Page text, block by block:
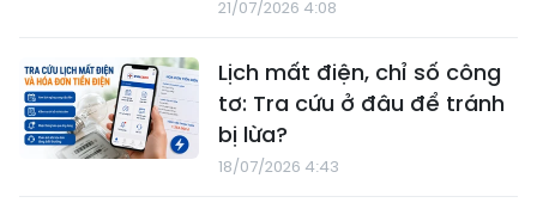
21/07/2026 4:08
Lịch mất điện, chỉ số công
tơ: Tra cứu ở đâu để tránh
bị lừa?
18/07/2026 4:43